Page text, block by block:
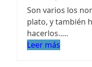
Son varios los
plato, y también
hacerlos..…
Leer más